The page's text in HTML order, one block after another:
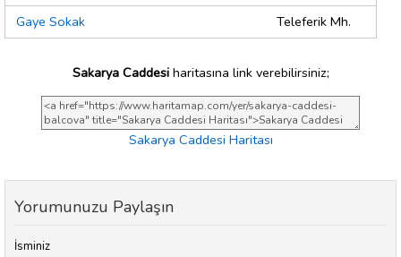
Gaye Sokak
Teleferik Mh.
Sakarya Caddesiharitasına link verebilirsiniz;
Sakarya Caddesi Haritası
Yorumunuzu Paylaşın
İsminiz